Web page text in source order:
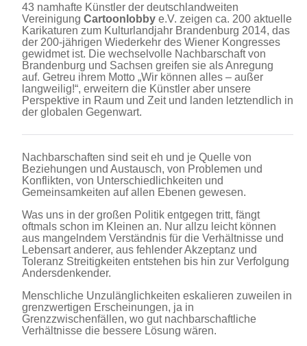
43 namhafte Künstler der deutschlandweiten
Vereinigung Cartoonlobby e.V. zeigen ca. 200 aktuelle
Karikaturen zum Kulturlandjahr Brandenburg 2014, das
der 200-jährigen Wiederkehr des Wiener Kongresses
gewidmet ist. Die wechselvolle Nachbarschaft von
Brandenburg und Sachsen greifen sie als Anregung
auf. Getreu ihrem Motto „Wir können alles – außer
langweilig!“, erweitern die Künstler aber unsere
Perspektive in Raum und Zeit und landen letztendlich in
der globalen Gegenwart.
Nachbarschaften sind seit eh und je Quelle von
Beziehungen und Austausch, von Problemen und
Konflikten, von Unterschiedlichkeiten und
Gemeinsamkeiten auf allen Ebenen gewesen.
Was uns in der großen Politik entgegen tritt, fängt
oftmals schon im Kleinen an. Nur allzu leicht können
aus mangelndem Verständnis für die Verhältnisse und
Lebensart anderer, aus fehlender Akzeptanz und
Toleranz Streitigkeiten entstehen bis hin zur Verfolgung
Andersdenkender.
Menschliche Unzulänglichkeiten eskalieren zuweilen in
grenzwertigen Erscheinungen, ja in
Grenzzwischenfällen, wo gut nachbarschaftliche
Verhältnisse die bessere Lösung wären.